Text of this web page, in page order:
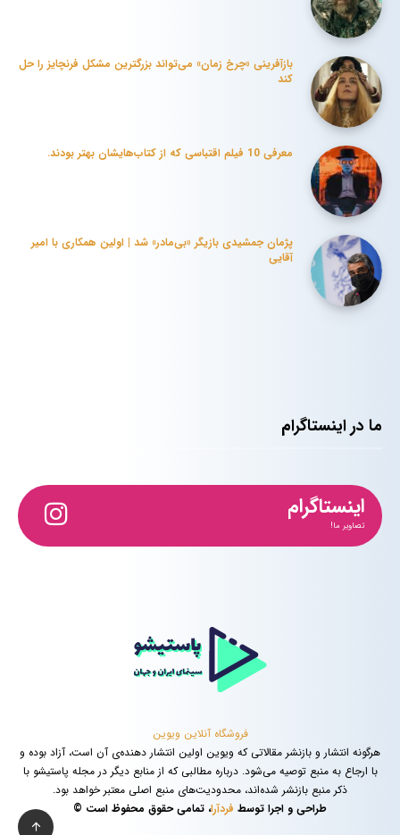
بازآفرینی «چرخ زمان» می‌تواند بزرگترین مشکل فرنچایز را حل
کند
معرفی 10 فیلم‌ اقتباسی که از کتاب‌هایشان بهتر بودند.
پژمان جمشیدی بازیگر «بی‌مادر» شد | اولین همکاری با امیر
آقایی
ما در اینستاگرام
اینستاگرام
تصاویر ما!
فروشگاه آنلاین ویوین
هرگونه انتشار و بازنشر مقالاتی که ویوین اولین انتشار دهنده‌ی آن است، آزاد بوده و
با ارجاع به منبع توصیه می‌شود. درباره مطالبی که از منابع دیگر در مجله پاستیشو با
ذکر منبع بازنشر شده‌اند، محدودیت‌های منبع اصلی معتبر خواهد بود.
طراحی و اجرا توسط فردآرا، تمامی حقوق محفوظ است ©